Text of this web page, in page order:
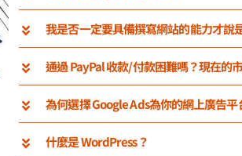
我是否一定要具備撰寫網站的能力才說
通過 PayPal 收款/付款困難嗎？現在的
為何選擇 Google Ads為你的網上廣告平
什麼是 WordPress？